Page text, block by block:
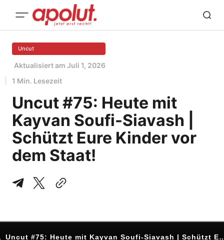
Uncut
Aktualisiert am Juli 1, 2026
1 Min. Lesezeit
Uncut #75: Heute mit
Kayvan Soufi-Siavash |
Schützt Eure Kinder vor
dem Staat!